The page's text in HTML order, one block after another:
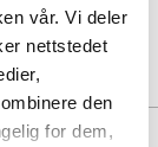
vår. Vi deler
nettstedet
den
for dem,